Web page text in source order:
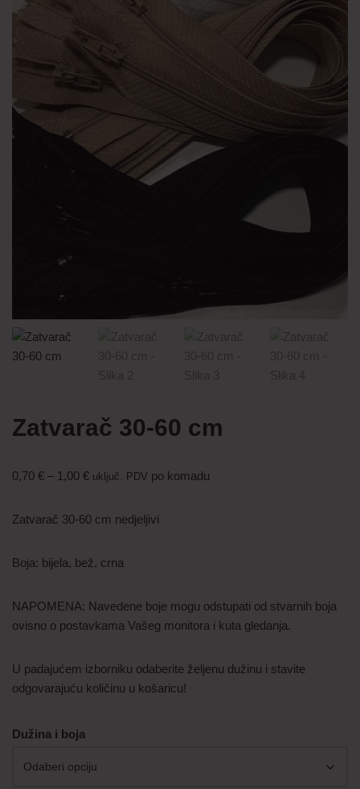
Zatvarač 30-60 cm
0,70 € – 1,00 € uključ. PDV po komadu
Zatvarač 30-60 cm nedjeljivi
Boja: bijela, bež, crna
NAPOMENA: Navedene boje mogu odstupati od stvarnih boja
ovisno o postavkama Vašeg monitora i kuta gledanja.
U padajućem izborniku odaberite željenu dužinu i stavite
odgovarajuću količinu u košaricu!
Dužina i boja